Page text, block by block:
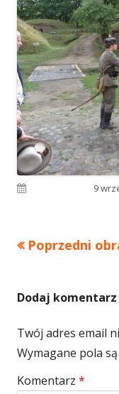
9
Poprzedni
Dodaj komentarz
Twój adres email
Wymagane pola
Komentarz *